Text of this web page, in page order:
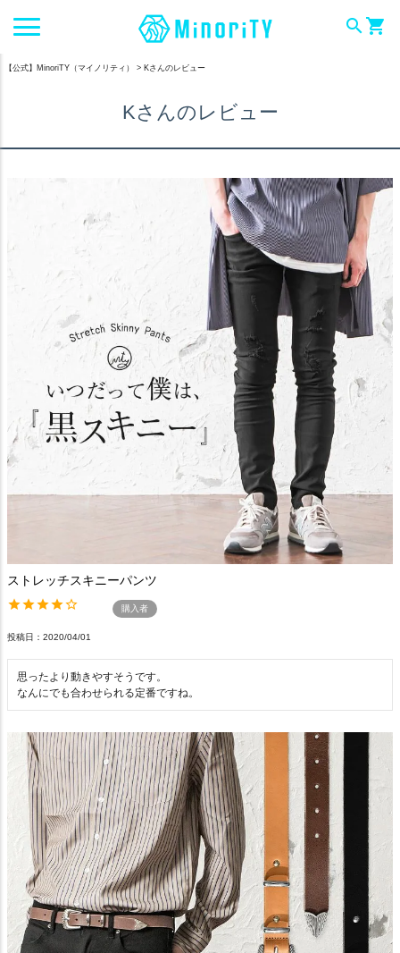
searchshopping_cart
【公式】MinoriTY（マイノリティ） Kさんのレビュー
Kさんのレビュー
ストレッチスキニーパンツ
購入者
投稿日 2020/04/01
思ったより動きやすそうです。
なんにでも合わせられる定番ですね。